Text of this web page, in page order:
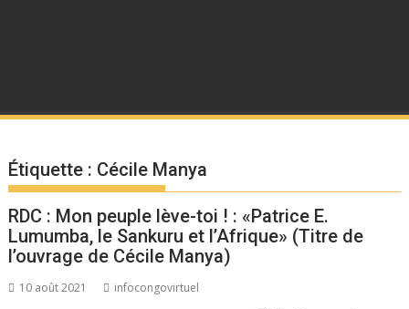
Étiquette : Cécile Manya
RDC : Mon peuple lève-toi ! : «Patrice E.
Lumumba, le Sankuru et l’Afrique» (Titre de
l’ouvrage de Cécile Manya)
10 août 2021 infocongovirtuel